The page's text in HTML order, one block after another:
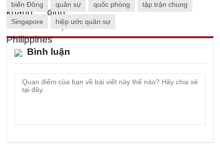
biển Đông quân sự quốc phòng tập trận chung
Singapore hiệp ước quân sự
Bình luận